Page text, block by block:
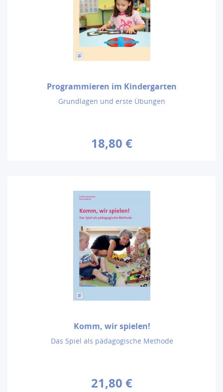
Programmieren im Kindergarten
Grundlagen und erste Übungen
18,80 €
Komm, wir spielen!
Das Spiel als pädagogische Methode
21,80 €